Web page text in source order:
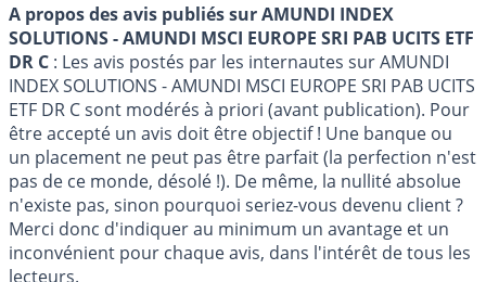
A propos des avis publiés sur AMUNDI INDEX
SOLUTIONS - AMUNDI MSCI EUROPE SRI PAB UCITS ETF
DR C : Les avis postés par les internautes sur AMUNDI
INDEX SOLUTIONS - AMUNDI MSCI EUROPE SRI PAB UCITS
ETF DR C sont modérés à priori (avant publication). Pour
être accepté un avis doit être objectif ! Une banque ou
un placement ne peut pas être parfait (la perfection n'est
pas de ce monde, désolé !). De même, la nullité absolue
n'existe pas, sinon pourquoi seriez-vous devenu client ?
Merci donc d'indiquer au minimum un avantage et un
inconvénient pour chaque avis, dans l'intérêt de tous les
lecteurs.